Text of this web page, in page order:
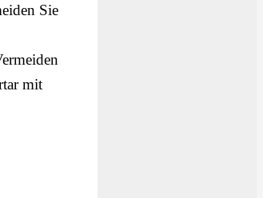
Sie
mit